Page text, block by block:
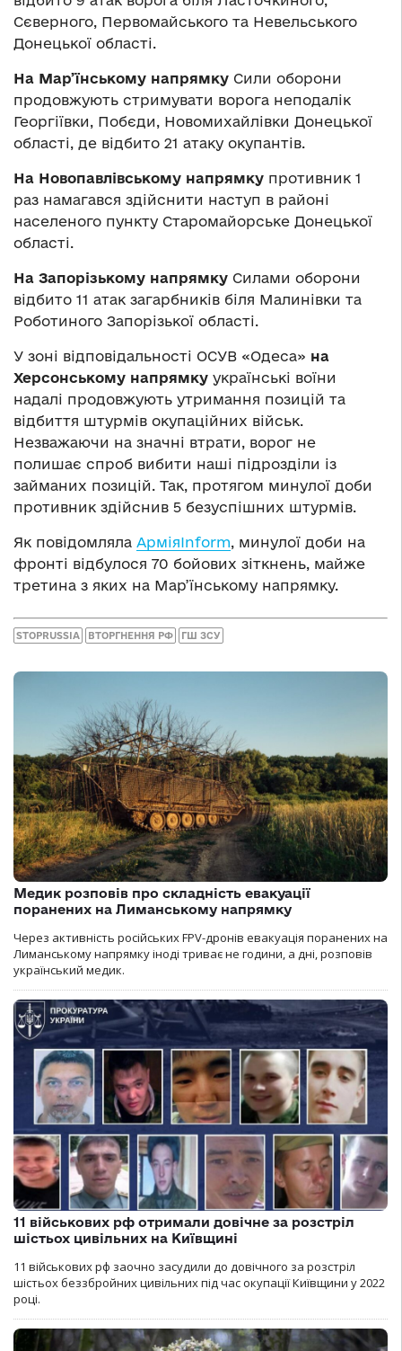
Сєверного, Первомайського та Невельського
Донецької області.
На Мар’їнському напрямку Сили оборони
продовжують стримувати ворога неподалік
Георгіївки, Побєди, Новомихайлівки Донецької
області, де відбито 21 атаку окупантів.
На Новопавлівському напрямку противник 1
раз намагався здійснити наступ в районі
населеного пункту Старомайорське Донецької
області.
На Запорізькому напрямку Силами оборони
відбито 11 атак загарбників біля Малинівки та
Роботиного Запорізької області.
У зоні відповідальності ОСУВ «Одеса» на
Херсонському напрямку українські воїни
надалі продовжують утримання позицій та
відбиття штурмів окупаційних військ.
Незважаючи на значні втрати, ворог не
полишає спроб вибити наші підрозділи із
займаних позицій. Так, протягом минулої доби
противник здійснив 5 безуспішних штурмів.
Як повідомляла АрміяInform, минулої доби на
фронті відбулося 70 бойових зіткнень, майже
третина з яких на Мар’їнському напрямку.
STOPRUSSIA ВТОРГНЕННЯ РФ ГШ ЗСУ
Медик розповів про складність евакуації
поранених на Лиманському напрямку
Через активність російських FPV-дронів евакуація поранених на
Лиманському напрямку іноді триває не години, а дні, розповів
український медик.
11 військових рф отримали довічне за розстріл
шістьох цивільних на Київщині
11 військових рф заочно засудили до довічного за розстріл
шістьох беззбройних цивільних під час окупації Київщини у 2022
році.